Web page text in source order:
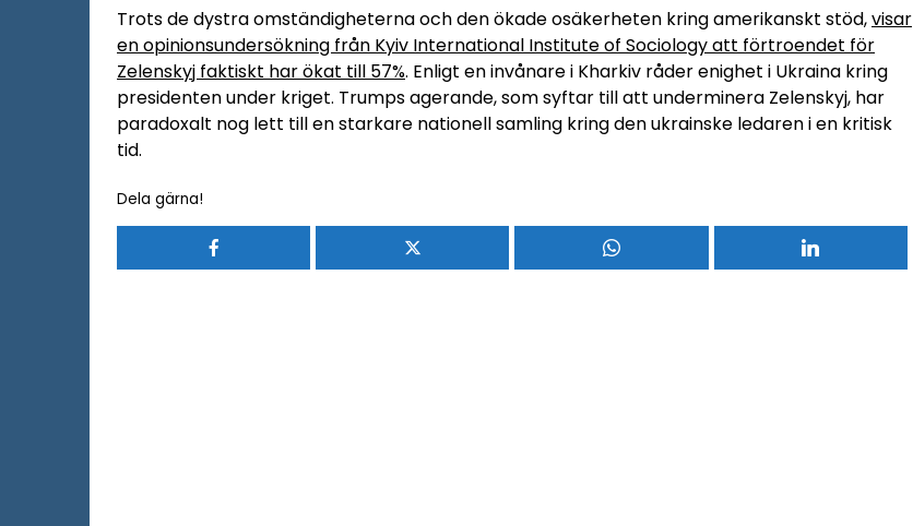
Trots de dystra omständigheterna och den ökade osäkerheten kring amerikanskt stöd,visar
en opinionsundersökning från Kyiv International Institute of Sociology att förtroendet för
Zelenskyj faktiskt har ökat till 57%. Enligt en invånare i Kharkiv råder enighet i Ukraina kring
presidenten under kriget. Trumps agerande, som syftar till att underminera Zelenskyj, har
paradoxalt nog lett till en starkare nationell samling kring den ukrainske ledaren i en kritisk
tid.
Dela gärna!